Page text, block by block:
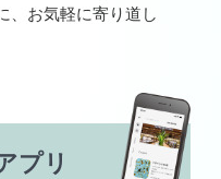
、お気軽に寄り道し
プリ